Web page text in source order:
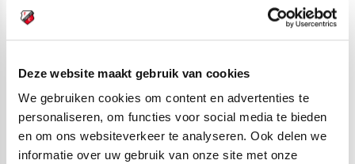
Deze website maakt gebruik van cookies
We gebruiken cookies om content en advertenties te
personaliseren, om functies voor social media te bieden
en om ons websiteverkeer te analyseren. Ook delen we
informatie over uw gebruik van onze site met onze
Viggo Plantinga – Oranje Onder 19
met Viggo Plantinga in de gelederen. Op zaterdag 11
oktober is Wales de tegenstander, drie dagen later wacht
Frankrijk. Beide wedstrijden worden gespeeld in het
Marbella Football Center.